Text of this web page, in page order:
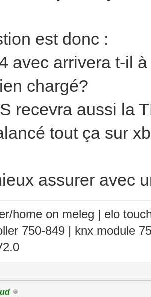
est donc :
avec arrivera t-il
chargé?
recevra aussi la
tout ça sur
assurer avec
home on meleg | elo
750-849 | knx module